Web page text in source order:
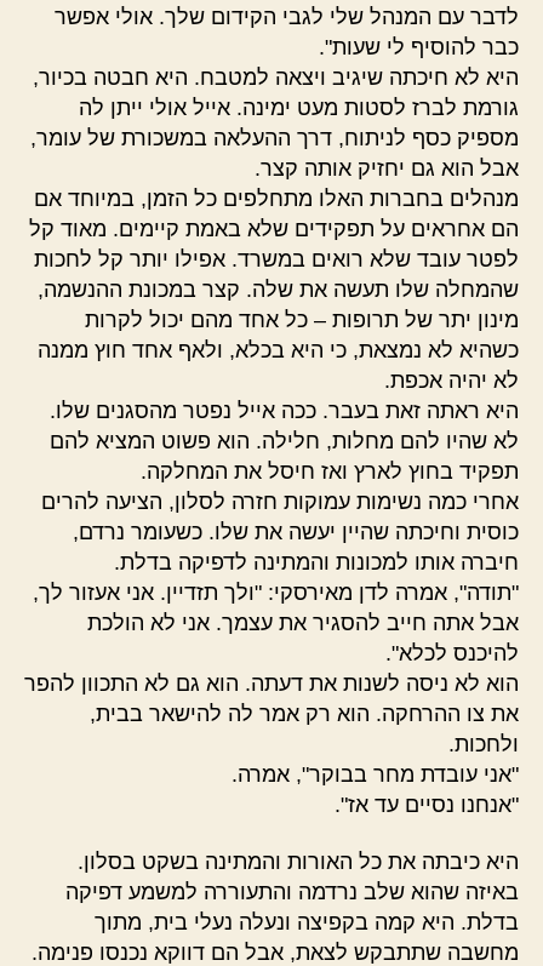
לדבר עם המנהל שלי לגבי הקידום שלך. אולי אפשר
כבר להוסיף לי שעות".
היא לא חיכתה שיגיב ויצאה למטבח. היא חבטה בכיור,
גורמת לברז לסטות מעט ימינה. אייל אולי ייתן לה
מספיק כסף לניתוח, דרך ההעלאה במשכורת של עומר,
אבל הוא גם יחזיק אותה קצר.
מנהלים בחברות האלו מתחלפים כל הזמן, במיוחד אם
הם אחראים על תפקידים שלא באמת קיימים. מאוד קל
לפטר עובד שלא רואים במשרד. אפילו יותר קל לחכות
שהמחלה שלו תעשה את שלה. קצר במכונת ההנשמה,
מינון יתר של תרופות – כל אחד מהם יכול לקרות
כשהיא לא נמצאת, כי היא בכלא, ולאף אחד חוץ ממנה
לא יהיה אכפת.
היא ראתה זאת בעבר. ככה אייל נפטר מהסגנים שלו.
לא שהיו להם מחלות, חלילה. הוא פשוט המציא להם
תפקיד בחוץ לארץ ואז חיסל את המחלקה.
אחרי כמה נשימות עמוקות חזרה לסלון, הציעה להרים
כוסית וחיכתה שהיין יעשה את שלו. כשעומר נרדם,
חיברה אותו למכונות והמתינה לדפיקה בדלת.
"תודה", אמרה לדן מאירסקי: "ולך תזדיין. אני אעזור לך,
אבל אתה חייב להסגיר את עצמך. אני לא הולכת
להיכנס לכלא".
הוא לא ניסה לשנות את דעתה. הוא גם לא התכוון להפר
את צו ההרחקה. הוא רק אמר לה להישאר בבית,
ולחכות.
"אני עובדת מחר בבוקר", אמרה.
"אנחנו נסיים עד אז".
היא כיבתה את כל האורות והמתינה בשקט בסלון.
באיזה שהוא שלב נרדמה והתעוררה למשמע דפיקה
בדלת. היא קמה בקפיצה ונעלה נעלי בית, מתוך
מחשבה שתתבקש לצאת, אבל הם דווקא נכנסו פנימה.